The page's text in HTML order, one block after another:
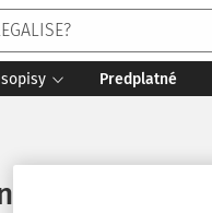
Predplatné
PhD.